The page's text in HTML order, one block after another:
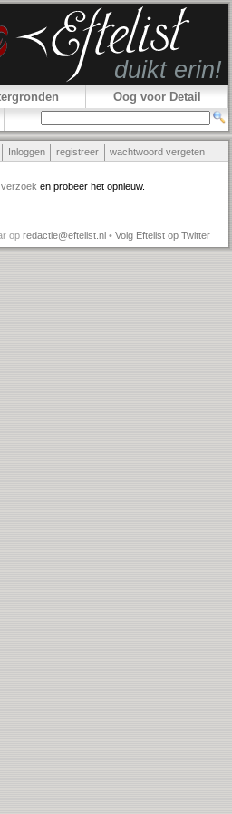
Oog voor Detail
Inloggen registreer wachtwoord vergeten
en probeer het opnieuw.
op redactie@eftelist.nl • Volg Eftelist op Twitter